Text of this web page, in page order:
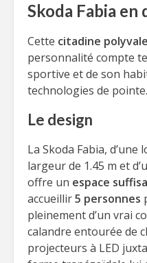
Skoda Fabia en
Cette citadine
personnalité compte
sportive et de son
technologies de pointe.
Le design
La Skoda Fabia, d’une
largeur de 1.45 m et
offre un espace
accueillir5 personnes
pleinement d’un vrai
calandre entourée de
projecteurs à LED